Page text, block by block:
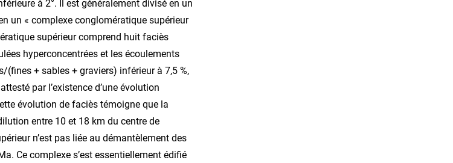
à 2°. Il est généralement divisé en un
un « complexe conglomératique supérieur
supérieur comprend huit faciès
hyperconcentrées et les écoulements
+ sables + graviers) inférieur à 7,5 %,
par l’existence d’une évolution
évolution de faciès témoigne que la
entre 10 et 18 km du centre de
n’est pas liée au démantèlement des
Ce complexe s’est essentiellement édifié